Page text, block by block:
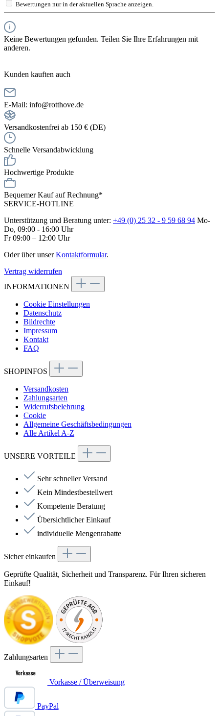
Bewertungen nur in der aktuellen Sprache anzeigen.
Keine Bewertungen gefunden. Teilen Sie Ihre Erfahrungen mit
anderen.
Kunden kauften auch
E-Mail: info@rotthove.de
Versandkostenfrei ab 150 € (DE)
Schnelle Versandabwicklung
Hochwertige Produkte
Bequemer Kauf auf Rechnung*
SERVICE-HOTLINE
Unterstützung und Beratung unter: +49 (0) 25 32 - 9 59 68 94 Mo-
Do, 09:00 - 16:00 Uhr
Fr 09:00 – 12:00 Uhr
Oder über unserKontaktformular.
Vertrag widerrufen
INFORMATIONEN
Cookie Einstellungen
Datenschutz
Bildrechte
Impressum
Kontakt
FAQ
SHOPINFOS
Versandkosten
Zahlungsarten
Widerrufsbelehrung
Cookie
Allgemeine Geschäftsbedingungen
Alle Artikel A-Z
UNSERE VORTEILE
Sehr schneller Versand
Kein Mindestbestellwert
Kompetente Beratung
Übersichtlicher Einkauf
individuelle Mengenrabatte
Sicher einkaufen
Geprüfte Qualität, Sicherheit und Transparenz. Für Ihren sicheren
Einkauf!
Zahlungsarten
Vorkasse / Überweisung
PayPal